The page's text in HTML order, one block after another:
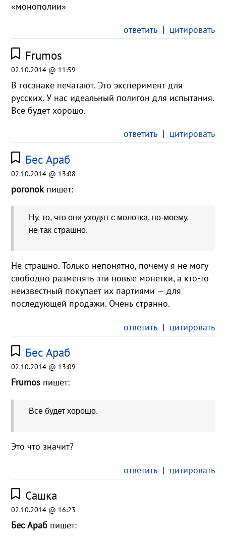
«монополии»
ответить| цитировать
Frumos
02.10.2014 @ 11:59
В госзнаке печатают. Это эксперимент для
русских. У нас идеальный полигон для испытания.
Все будет хорошо.
ответить| цитировать
Бес Араб
02.10.2014 @ 13:08
poronok пишет:
Ну, то, что они уходят с молотка, по-моему,
не так страшно.
Не страшно. Только непонятно, почему я не могу
свободно разменять эти новые монетки, а кто-то
неизвестный покупает их партиями — для
последующей продажи. Очень странно.
ответить| цитировать
Бес Араб
02.10.2014 @ 13:09
Frumos пишет:
Все будет хорошо.
Это что значит?
ответить| цитировать
Сашка
02.10.2014 @ 16:23
Бес Араб пишет: